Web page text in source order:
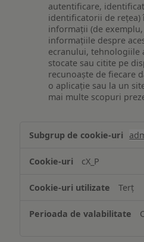
autentificare,
identificatorii de rețea)
informații (de
informațiile despre
ecranului, tehnologiile
stocate sau citite pe
recunoaște de fiecare
o aplicație sau la un
mai multe scopuri
și/sau
informațiilor
pe
dispozitiv
cX_P
Terț